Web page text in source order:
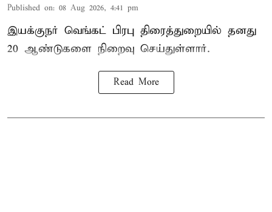
Published on: 08 Aug 2026, 4:41 pm
இயக்குநர் வெங்கட் பிரபு திரைத்துறையில் தனது
20 ஆண்டுகளை நிறைவு செய்துள்ளார்.
Read More